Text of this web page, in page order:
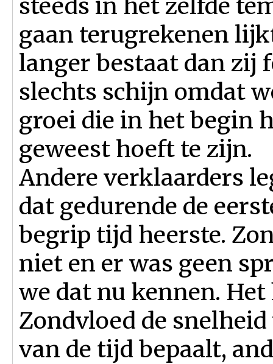
steeds in het zelfde
gaan terugrekenen
langer bestaat dan zij
slechts schijn omdat
groei die in het begin
geweest hoeft te zijn.
Andere verklaarders
dat gedurende de
begrip tijd heerste.
niet en er was geen
we dat nu kennen.
Zondvloed de
van de tijd bepaalt,